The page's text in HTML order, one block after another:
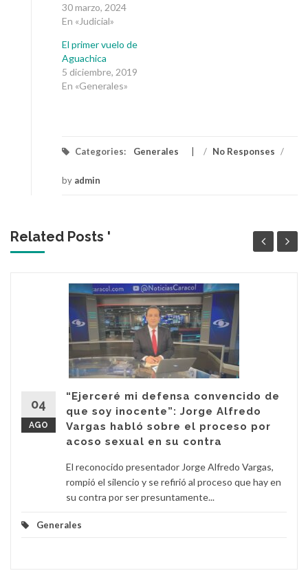
30 marzo, 2024
En «Judicial»
El primer vuelo de
Aguachica
5 diciembre, 2019
En «Generales»
Categories: Generales / No Responses /
by admin
Related Posts '
04
AGO
“Ejerceré mi defensa convencido de
que soy inocente”: Jorge Alfredo
Vargas habló sobre el proceso por
acoso sexual en su contra
El reconocido presentador Jorge Alfredo Vargas,
rompió el silencio y se refirió al proceso que hay en
su contra por ser presuntamente...
Generales